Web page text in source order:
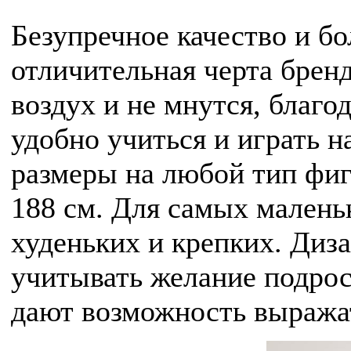
Безупречное качество и
отличительная черта
воздух и не мнутся,
удобно учиться и играть
размеры на любой тип
188 см. Для самых
худеньких и крепких.
учитывать желание
дают возможность